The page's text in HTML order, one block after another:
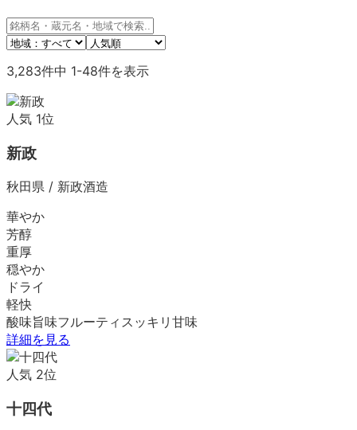
3,283件中 1-48件を表示
人気 1位
新政
秋田県 / 新政酒造
華やか
芳醇
重厚
穏やか
ドライ
軽快
酸味旨味フルーティ スッキリ 甘味
詳細を見る
人気 2位
十四代